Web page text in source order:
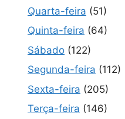
Quarta-feira (51)
Quinta-feira (64)
Sábado (122)
Segunda-feira (112)
Sexta-feira (205)
Terça-feira (146)